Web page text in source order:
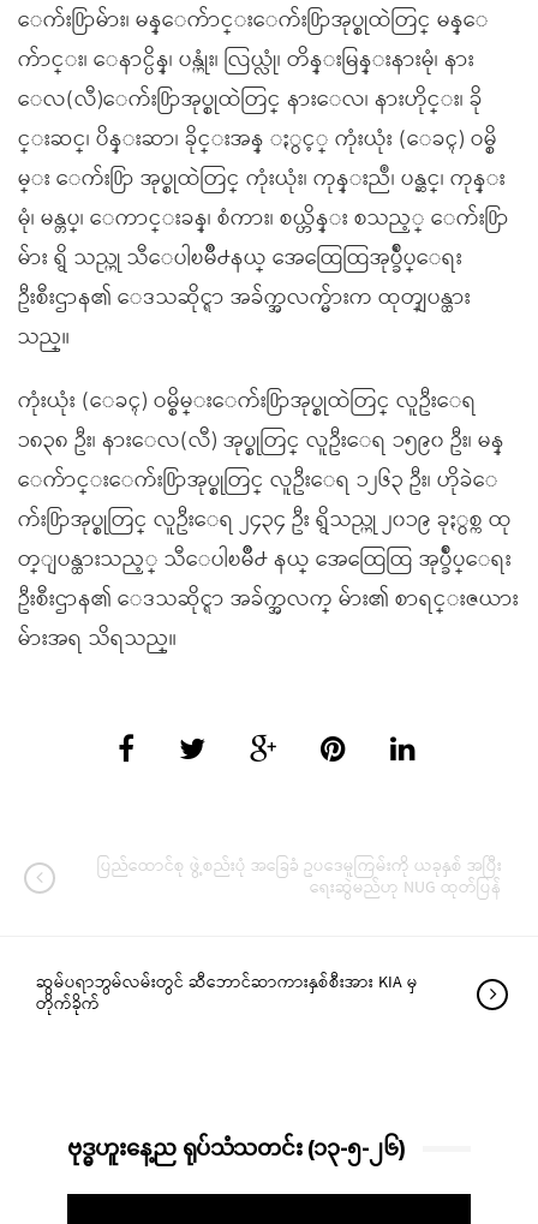
ေက်း႐ြာမ်ား၊ မန္ေက်ာင္းေက်း႐ြာအုပ္စုထဲတြင္ မန္ေ
က်ာင္း၊ ေနာင္ပိန္၊ ပန္ဟုံး၊ လြယ္လုံ၊ တိန္းမြန္းနားမုံ၊ နား
ေလ(လီ)ေက်း႐ြာအုပ္စုထဲတြင္ နားေလ၊ နားဟိုင္း၊ ခို
င္းဆင္၊ ပိန္းဆာ၊ ခိုင္းအန္ ႏွင့္ ကုံးယုံး (ေခၚ) ဝမ္စိ
မ္း ေက်း႐ြာ အုပ္စုထဲတြင္ ကုံးယုံး၊ ကုန္းညဳ၊ ပန္ဆင္၊ ကုန္း
မုံ၊ မန္တပ္၊ ေကာင္းခန္၊ စံကား၊ စယ္ဟိန္း စသည့္ ေက်း႐ြာ
မ်ား ရွိ သည္ဟု သီေပါၿမိဳ႕နယ္ အေထြေထြအုပ္ခ်ဳပ္ေရး
ဦးစီးဌာန၏ ေဒသဆိုင္ရာ အခ်က္အလက္မ်ားက ထုတ္ျပန္ထား
သည္။
ကုံးယုံး (ေခၚ) ဝမ္စိမ္းေက်း႐ြာအုပ္စုထဲတြင္ လူဦးေရ
၁၈၃၈ ဦး၊ နားေလ(လီ) အုပ္စုတြင္ လူဦးေရ ၁၅၉၀ ဦး၊ မန္
ေက်ာင္းေက်း႐ြာအုပ္စုတြင္ လူဦးေရ ၁၂၆၃ ဦး၊ ဟိုခဲေ
က်း႐ြာအုပ္စုတြင္ လူဦးေရ ၂၄၃၄ ဦး ရွိသည္ဟု ၂၀၁၉ ခုႏွစ္က ထု
တ္ျပန္ထားသည့္ သီေပါၿမိဳ႕ နယ္ အေထြေထြ အုပ္ခ်ဳပ္ေရး
ဦးစီးဌာန၏ ေဒသဆိုင္ရာ အခ်က္အလက္ မ်ား၏ စာရင္းဇယား
မ်ားအရ သိရသည္။
ပြည်ထောင်စု ဖွဲ့စည်းပုံ အခြေခံ ဥပဒေမူကြမ်းကို ယခုနှစ် အပြီး
ရေးဆွဲမည်ဟု NUG ထုတ်ပြန်
ဆွမ်ပရာဘွမ်လမ်းတွင် ဆီဘောင်ဆာကားနှစ်စီးအား KIA မှ
တိုက်ခိုက်
ဗုဒ္ဓဟူးနေ့ည ရုပ်သံသတင်း (၁၃-၅-၂၆)